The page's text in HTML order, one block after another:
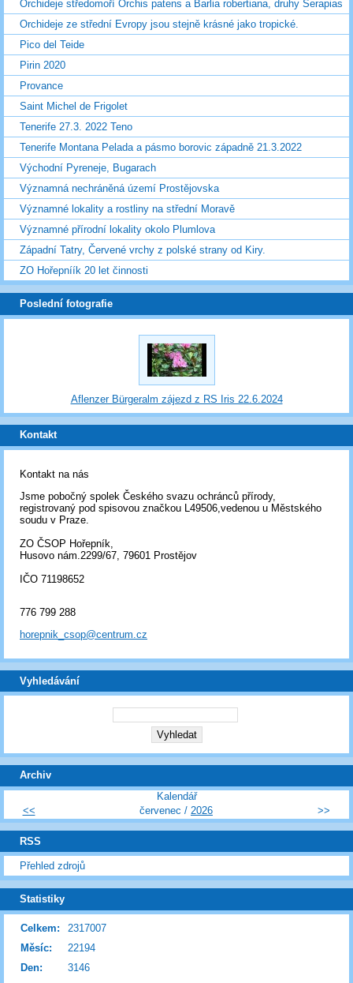
Orchideje středomoří Orchis patens a Barlia robertiana, druhy Serapias
Orchideje ze střední Evropy jsou stejně krásné jako tropické.
Pico del Teide
Pirin 2020
Provance
Saint Michel de Frigolet
Tenerife 27.3. 2022 Teno
Tenerife Montana Pelada a pásmo borovic západně 21.3.2022
Východní Pyreneje, Bugarach
Významná nechráněná území Prostějovska
Významné lokality a rostliny na střední Moravě
Významné přírodní lokality okolo Plumlova
Západní Tatry, Červené vrchy z polské strany od Kiry.
ZO Hořepníík 20 let činnosti
Poslední fotografie
Aflenzer Bürgeralm zájezd z RS Iris 22.6.2024
Kontakt
Kontakt na nás
Jsme pobočný spolek Českého svazu ochránců přírody,
registrovaný pod spisovou značkou L49506,vedenou u Městského
soudu v Praze.
ZO ČSOP Hořepník,
Husovo nám.2299/67, 79601 Prostějov
IČO 71198652
776 799 288
horepnik_csop@centrum.cz
Vyhledávání
Archiv
Kalendář
<<
červenec / 2026 >>
RSS
Přehled zdrojů
Statistiky
Celkem:
2317007
Měsíc:
22194
Den:
3146